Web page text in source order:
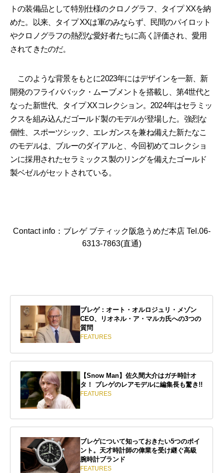
トの装備品として特別仕様のクロノグラフ、タイプ XXを納
めた。以来、タイプ XXは軍のみならず、民間のパイロット
やクロノグラフの熱烈な愛好者たちに高く評価され、愛用
されてきたのだ。
このような背景をもとに2023年にはデザインを一新、新
開発のフライババック・ムーブメントを搭載し、第4世代と
なった新世代、タイプ XXコレクション。2024年はセラミッ
クスを組み込んだゴールド製のモデルが登場した。強烈な
個性、スポーツシック、エレガンスを兼ね備えた新たなこ
のモデルは、ブルーのダイアルと、今回初めてコレクショ
ンに採用されたセラミックス製のリングを備えたゴールド
製ベゼルがセットされている。
Contact info：ブレゲ ブティック阪急うめだ本店 Tel.06-
6313-7863(直通)
ブレゲ：オート・オルロジュリ・メゾン
CEO、リオネル・ア・マルカ氏への3つの
質問
FEATURES
【Snow Man】佐久間大介はガチ時計オ
タ！ ブレゲのレアモデルに編集長も驚き!!
FEATURES
ブレゲについて知っておきたい5つのポイ
ント。天才時計師の偉業を受け継ぐ高級
腕時計ブランド
FEATURES